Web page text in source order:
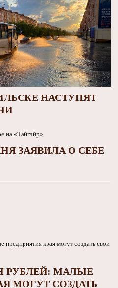
НАСТУПЯТ
ЗАЯВИЛА О СЕБЕ
РУБЛЕЙ: МАЛЫЕ
МОГУТ СОЗДАТЬ